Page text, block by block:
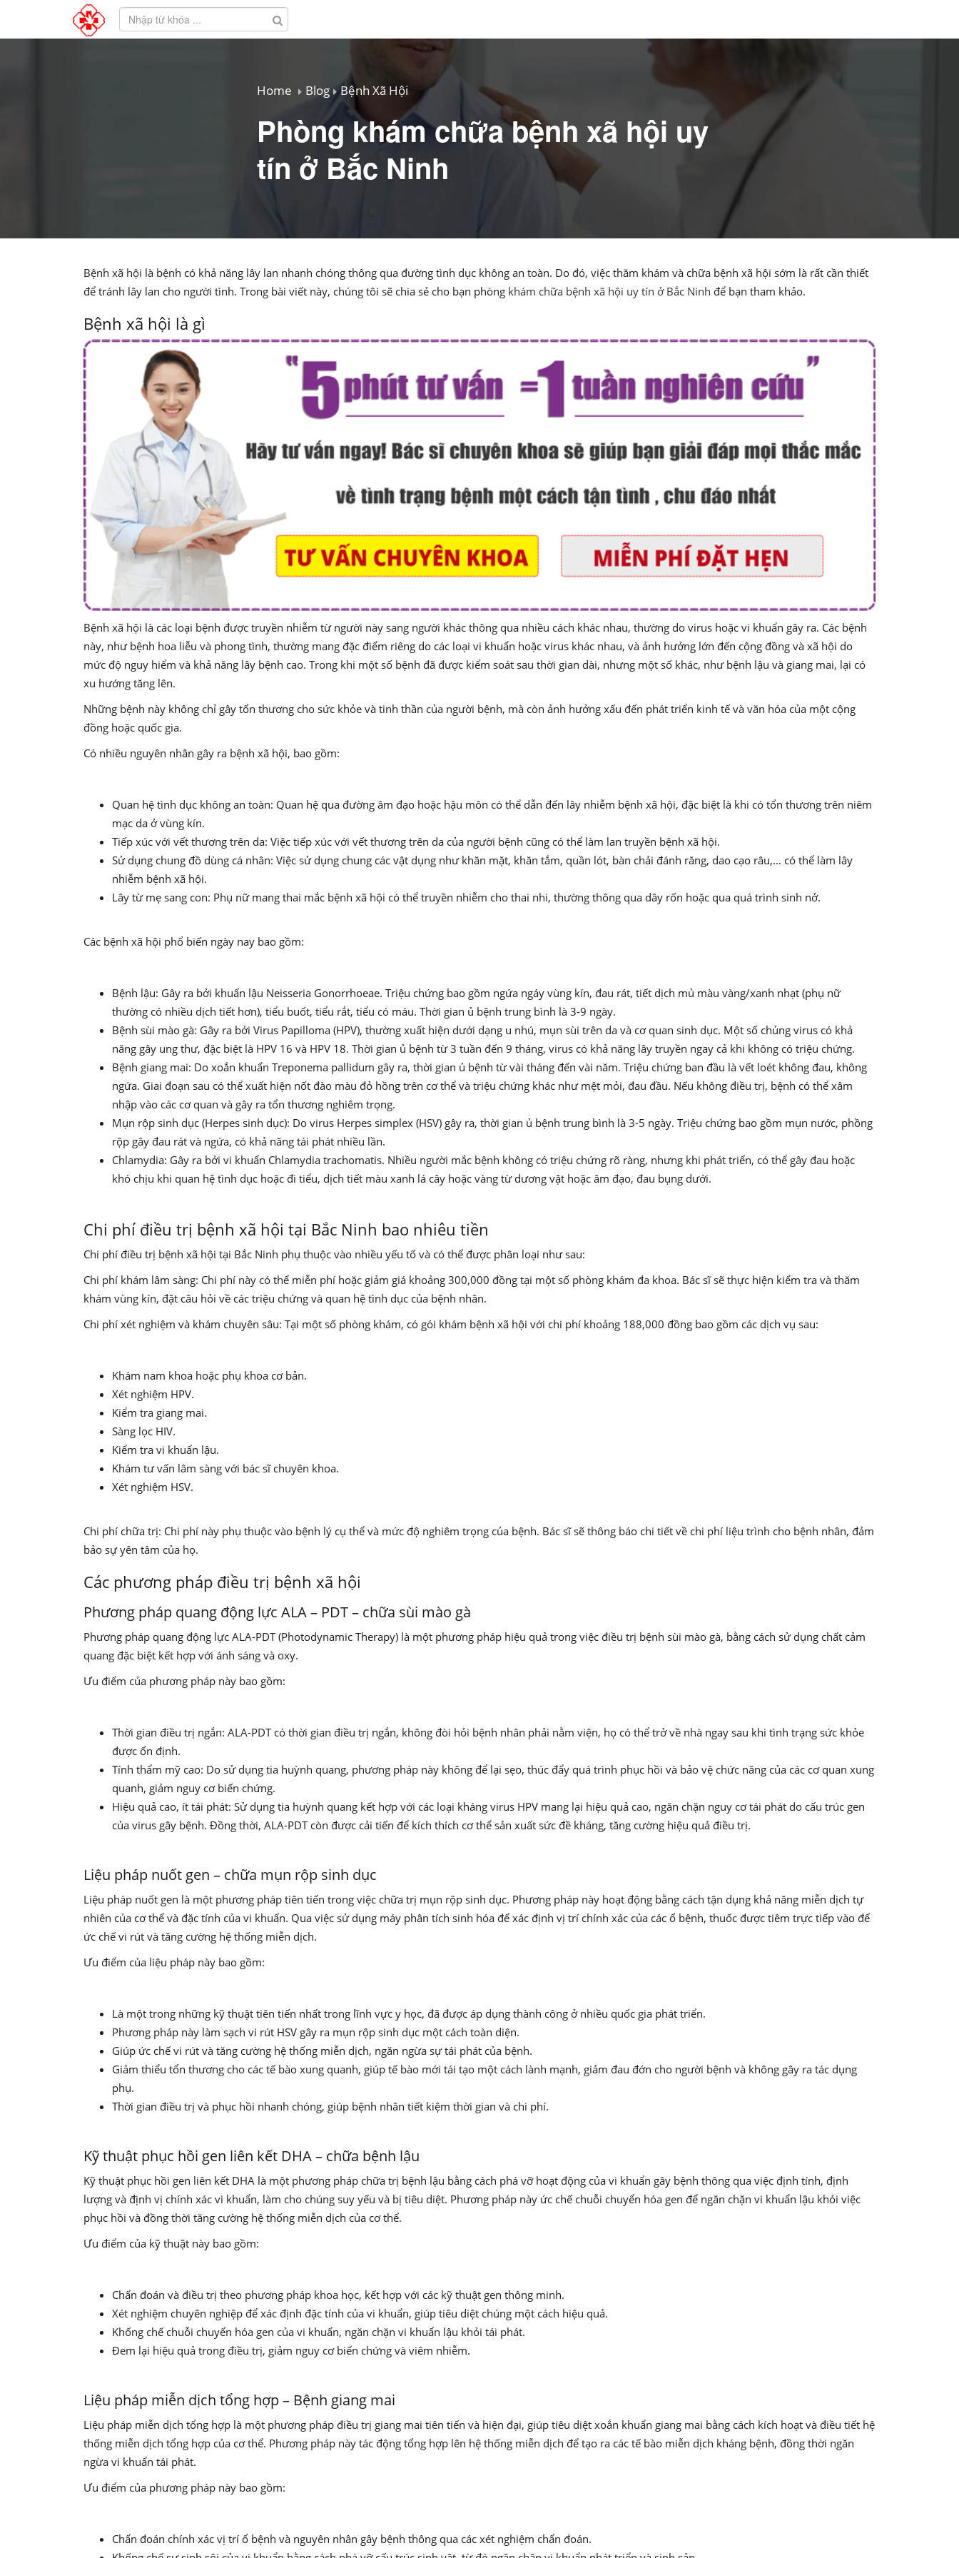
Home Blog Bệnh Xã Hội
Phòng khám chữa bệnh xã hội uy
tín ở Bắc Ninh
Bệnh xã hội là bệnh có khả năng lây lan nhanh chóng thông qua đường tình dục không an toàn. Do đó, việc thăm khám và chữa bệnh xã hội sớm là rất cần thiết
để tránh lây lan cho người tình. Trong bài viết này, chúng tôi sẽ chia sẻ cho bạn phòng khám chữa bệnh xã hội uy tín ở Bắc Ninh để bạn tham khảo.
Bệnh xã hội là gì
Bệnh xã hội là các loại bệnh được truyền nhiễm từ người này sang người khác thông qua nhiều cách khác nhau, thường do virus hoặc vi khuẩn gây ra. Các bệnh
này, như bệnh hoa liễu và phong tình, thường mang đặc điểm riêng do các loại vi khuẩn hoặc virus khác nhau, và ảnh hưởng lớn đến cộng đồng và xã hội do
mức độ nguy hiểm và khả năng lây bệnh cao. Trong khi một số bệnh đã được kiểm soát sau thời gian dài, nhưng một số khác, như bệnh lậu và giang mai, lại có
xu hướng tăng lên.
Những bệnh này không chỉ gây tổn thương cho sức khỏe và tinh thần của người bệnh, mà còn ảnh hưởng xấu đến phát triển kinh tế và văn hóa của một cộng
đồng hoặc quốc gia.
Có nhiều nguyên nhân gây ra bệnh xã hội, bao gồm:
Quan hệ tình dục không an toàn: Quan hệ qua đường âm đạo hoặc hậu môn có thể dẫn đến lây nhiễm bệnh xã hội, đặc biệt là khi có tổn thương trên niêm
mạc da ở vùng kín.
Tiếp xúc với vết thương trên da: Việc tiếp xúc với vết thương trên da của người bệnh cũng có thể làm lan truyền bệnh xã hội.
Sử dụng chung đồ dùng cá nhân: Việc sử dụng chung các vật dụng như khăn mặt, khăn tắm, quần lót, bàn chải đánh răng, dao cạo râu,... có thể làm lây
nhiễm bệnh xã hội.
Lây từ mẹ sang con: Phụ nữ mang thai mắc bệnh xã hội có thể truyền nhiễm cho thai nhi, thường thông qua dây rốn hoặc qua quá trình sinh nở.
Các bệnh xã hội phổ biến ngày nay bao gồm:
Bệnh lậu: Gây ra bởi khuẩn lậu Neisseria Gonorrhoeae. Triệu chứng bao gồm ngứa ngáy vùng kín, đau rát, tiết dịch mủ màu vàng/xanh nhạt (phụ nữ
thường có nhiều dịch tiết hơn), tiểu buốt, tiểu rắt, tiểu có máu. Thời gian ủ bệnh trung bình là 3-9 ngày.
Bệnh sùi mào gà: Gây ra bởi Virus Papilloma (HPV), thường xuất hiện dưới dạng u nhú, mụn sùi trên da và cơ quan sinh dục. Một số chủng virus có khả
năng gây ung thư, đặc biệt là HPV 16 và HPV 18. Thời gian ủ bệnh từ 3 tuần đến 9 tháng, virus có khả năng lây truyền ngay cả khi không có triệu chứng.
Bệnh giang mai: Do xoắn khuẩn Treponema pallidum gây ra, thời gian ủ bệnh từ vài tháng đến vài năm. Triệu chứng ban đầu là vết loét không đau, không
ngứa. Giai đoạn sau có thể xuất hiện nốt đào màu đỏ hồng trên cơ thể và triệu chứng khác như mệt mỏi, đau đầu. Nếu không điều trị, bệnh có thể xâm
nhập vào các cơ quan và gây ra tổn thương nghiêm trọng.
Mụn rộp sinh dục (Herpes sinh dục): Do virus Herpes simplex (HSV) gây ra, thời gian ủ bệnh trung bình là 3-5 ngày. Triệu chứng bao gồm mụn nước, phồng
rộp gây đau rát và ngứa, có khả năng tái phát nhiều lần.
Chlamydia: Gây ra bởi vi khuẩn Chlamydia trachomatis. Nhiều người mắc bệnh không có triệu chứng rõ ràng, nhưng khi phát triển, có thể gây đau hoặc
khó chịu khi quan hệ tình dục hoặc đi tiểu, dịch tiết màu xanh lá cây hoặc vàng từ dương vật hoặc âm đạo, đau bụng dưới.
Chi phí điều trị bệnh xã hội tại Bắc Ninh bao nhiêu tiền
Chi phí điều trị bệnh xã hội tại Bắc Ninh phụ thuộc vào nhiều yếu tố và có thể được phân loại như sau:
Chi phí khám lâm sàng: Chi phí này có thể miễn phí hoặc giảm giá khoảng 300,000 đồng tại một số phòng khám đa khoa. Bác sĩ sẽ thực hiện kiểm tra và thăm
khám vùng kín, đặt câu hỏi về các triệu chứng và quan hệ tình dục của bệnh nhân.
Chi phí xét nghiệm và khám chuyên sâu: Tại một số phòng khám, có gói khám bệnh xã hội với chi phí khoảng 188,000 đồng bao gồm các dịch vụ sau:
Khám nam khoa hoặc phụ khoa cơ bản.
Xét nghiệm HPV.
Kiểm tra giang mai.
Sàng lọc HIV.
Kiểm tra vi khuẩn lậu.
Khám tư vấn lâm sàng với bác sĩ chuyên khoa.
Xét nghiệm HSV.
Chi phí chữa trị: Chi phí này phụ thuộc vào bệnh lý cụ thể và mức độ nghiêm trọng của bệnh. Bác sĩ sẽ thông báo chi tiết về chi phí liệu trình cho bệnh nhân, đảm
bảo sự yên tâm của họ.
Các phương pháp điều trị bệnh xã hội
Phương pháp quang động lực ALA – PDT – chữa sùi mào gà
Phương pháp quang động lực ALA-PDT (Photodynamic Therapy) là một phương pháp hiệu quả trong việc điều trị bệnh sùi mào gà, bằng cách sử dụng chất cảm
quang đặc biệt kết hợp với ánh sáng và oxy.
Ưu điểm của phương pháp này bao gồm:
Thời gian điều trị ngắn: ALA-PDT có thời gian điều trị ngắn, không đòi hỏi bệnh nhân phải nằm viện, họ có thể trở về nhà ngay sau khi tình trạng sức khỏe
được ổn định.
Tính thẩm mỹ cao: Do sử dụng tia huỳnh quang, phương pháp này không để lại sẹo, thúc đẩy quá trình phục hồi và bảo vệ chức năng của các cơ quan xung
quanh, giảm nguy cơ biến chứng.
Hiệu quả cao, ít tái phát: Sử dụng tia huỳnh quang kết hợp với các loại kháng virus HPV mang lại hiệu quả cao, ngăn chặn nguy cơ tái phát do cấu trúc gen
của virus gây bệnh. Đồng thời, ALA-PDT còn được cải tiến để kích thích cơ thể sản xuất sức đề kháng, tăng cường hiệu quả điều trị.
Liệu pháp nuốt gen – chữa mụn rộp sinh dục
Liệu pháp nuốt gen là một phương pháp tiên tiến trong việc chữa trị mụn rộp sinh dục. Phương pháp này hoạt động bằng cách tận dụng khả năng miễn dịch tự
nhiên của cơ thể và đặc tính của vi khuẩn. Qua việc sử dụng máy phân tích sinh hóa để xác định vị trí chính xác của các ổ bệnh, thuốc được tiêm trực tiếp vào để
ức chế vi rút và tăng cường hệ thống miễn dịch.
Ưu điểm của liệu pháp này bao gồm:
Là một trong những kỹ thuật tiên tiến nhất trong lĩnh vực y học, đã được áp dụng thành công ở nhiều quốc gia phát triển.
Phương pháp này làm sạch vi rút HSV gây ra mụn rộp sinh dục một cách toàn diện.
Giúp ức chế vi rút và tăng cường hệ thống miễn dịch, ngăn ngừa sự tái phát của bệnh.
Giảm thiểu tổn thương cho các tế bào xung quanh, giúp tế bào mới tái tạo một cách lành mạnh, giảm đau đớn cho người bệnh và không gây ra tác dụng
phụ.
Thời gian điều trị và phục hồi nhanh chóng, giúp bệnh nhân tiết kiệm thời gian và chi phí.
Kỹ thuật phục hồi gen liên kết DHA – chữa bệnh lậu
Kỹ thuật phục hồi gen liên kết DHA là một phương pháp chữa trị bệnh lậu bằng cách phá vỡ hoạt động của vi khuẩn gây bệnh thông qua việc định tính, định
lượng và định vị chính xác vi khuẩn, làm cho chúng suy yếu và bị tiêu diệt. Phương pháp này ức chế chuỗi chuyển hóa gen để ngăn chặn vi khuẩn lậu khỏi việc
phục hồi và đồng thời tăng cường hệ thống miễn dịch của cơ thể.
Ưu điểm của kỹ thuật này bao gồm:
Chẩn đoán và điều trị theo phương pháp khoa học, kết hợp với các kỹ thuật gen thông minh.
Xét nghiệm chuyên nghiệp để xác định đặc tính của vi khuẩn, giúp tiêu diệt chúng một cách hiệu quả.
Khống chế chuỗi chuyển hóa gen của vi khuẩn, ngăn chặn vi khuẩn lậu khỏi tái phát.
Đem lại hiệu quả trong điều trị, giảm nguy cơ biến chứng và viêm nhiễm.
Liệu pháp miễn dịch tổng hợp – Bệnh giang mai
Liệu pháp miễn dịch tổng hợp là một phương pháp điều trị giang mai tiên tiến và hiện đại, giúp tiêu diệt xoắn khuẩn giang mai bằng cách kích hoạt và điều tiết hệ
thống miễn dịch tổng hợp của cơ thể. Phương pháp này tác động tổng hợp lên hệ thống miễn dịch để tạo ra các tế bào miễn dịch kháng bệnh, đồng thời ngăn
ngừa vi khuẩn tái phát.
Ưu điểm của phương pháp này bao gồm:
Chẩn đoán chính xác vị trí ổ bệnh và nguyên nhân gây bệnh thông qua các xét nghiệm chẩn đoán.